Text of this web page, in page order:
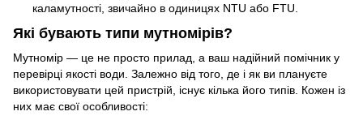
каламутності, звичайно в одиницях NTU або FTU.
Які бувають типи мутномірів?
Мутномір — це не просто прилад, а ваш надійний помічник у
перевірці якості води. Залежно від того, де і як ви плануєте
використовувати цей пристрій, існує кілька його типів. Кожен із
них має свої особливості: